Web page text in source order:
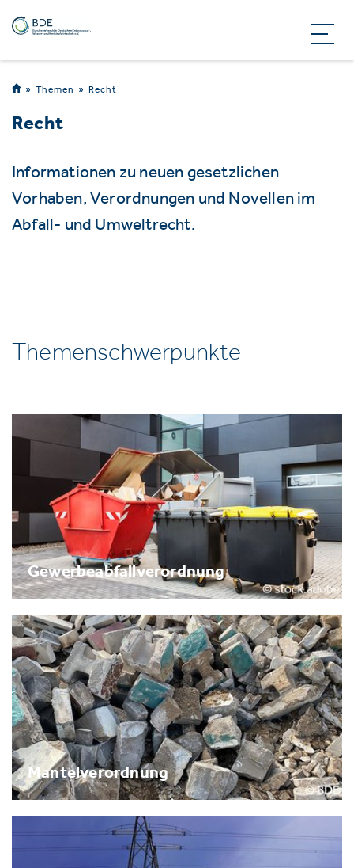
Themen Recht
Recht
Informationen zu neuen gesetzlichen
Vorhaben, Verordnungen und Novellen im
Abfall- und Umweltrecht.
Themenschwerpunkte
Gewerbeabfallverordnung
Mantelverordnung